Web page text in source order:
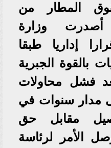
المطار من
أصدرت وزارة
إداريا طبقا
بالقوة الجبرية
فشل محاولات
مدار سنوات في
مقابل حق
الأمر لرئاسة